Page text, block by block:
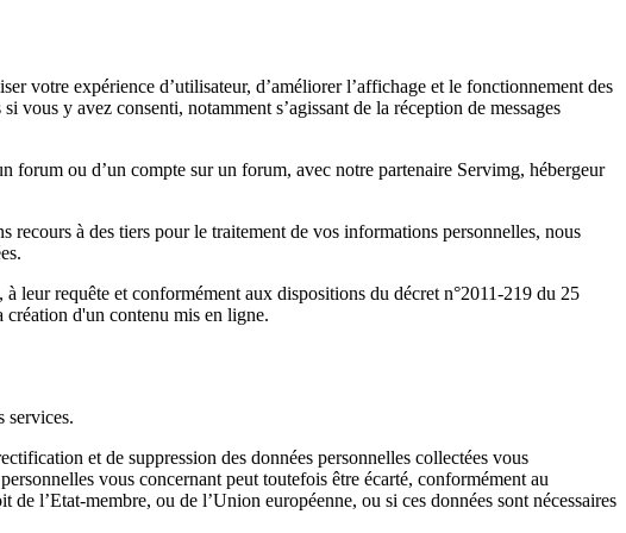
votre expérience d’utilisateur, d’améliorer l’affichage et le fonctionnement des
vous y avez consenti, notamment s’agissant de la réception de messages
forum ou d’un compte sur un forum, avec notre partenaire Servimg, hébergeur
à des tiers pour le traitement de vos informations personnelles, nous
leur requête et conformément aux dispositions du décret n°2011-219 du 25
d'un contenu mis en ligne.
services.
et de suppression des données personnelles collectées vous
vous concernant peut toutefois être écarté, conformément au
l’Etat-membre, ou de l’Union européenne, ou si ces données sont nécessaires